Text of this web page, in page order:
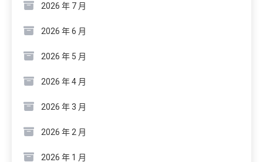
2026 年 7 月
2026 年 6 月
2026 年 5 月
2026 年 4 月
2026 年 3 月
2026 年 2 月
2026 年 1 月